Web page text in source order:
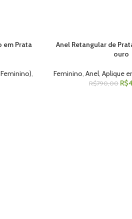
em Prata
,
ADICIONAR AO CARRINHO
Anel Retangular de
ouro
Feminino,Anel,Aplique
R$790,00 R$